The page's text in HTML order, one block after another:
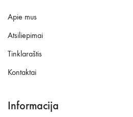
Apie mus
Atsiliepimai
Tinklaraštis
Kontaktai
Informacija